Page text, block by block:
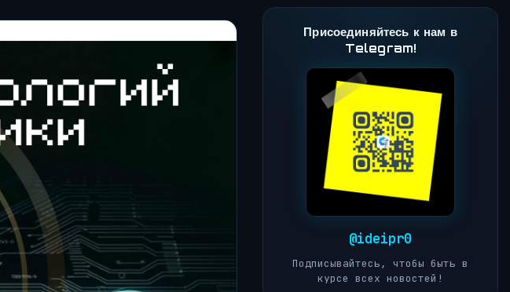
Присоединяйтесь к нам в
Telegram!
@ideipr0
Подписывайтесь, чтобы быть в
курсе всех новостей!